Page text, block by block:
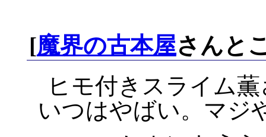
[魔界の古本屋さんと
ヒモ付きスライム
いつはやばい。マジ